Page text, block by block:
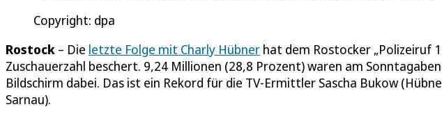
Copyright: dpa
Rostock – Die letzte Folge mit Charly Hübner hat dem Rostocker „Polizeiruf
Zuschauerzahl beschert. 9,24 Millionen (28,8 Prozent) waren am
Bildschirm dabei. Das ist ein Rekord für die TV-Ermittler Sascha Bukow
Sarnau).